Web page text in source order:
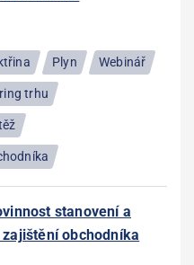
Plyn Webinář
trhu
stanovení a
obchodníka